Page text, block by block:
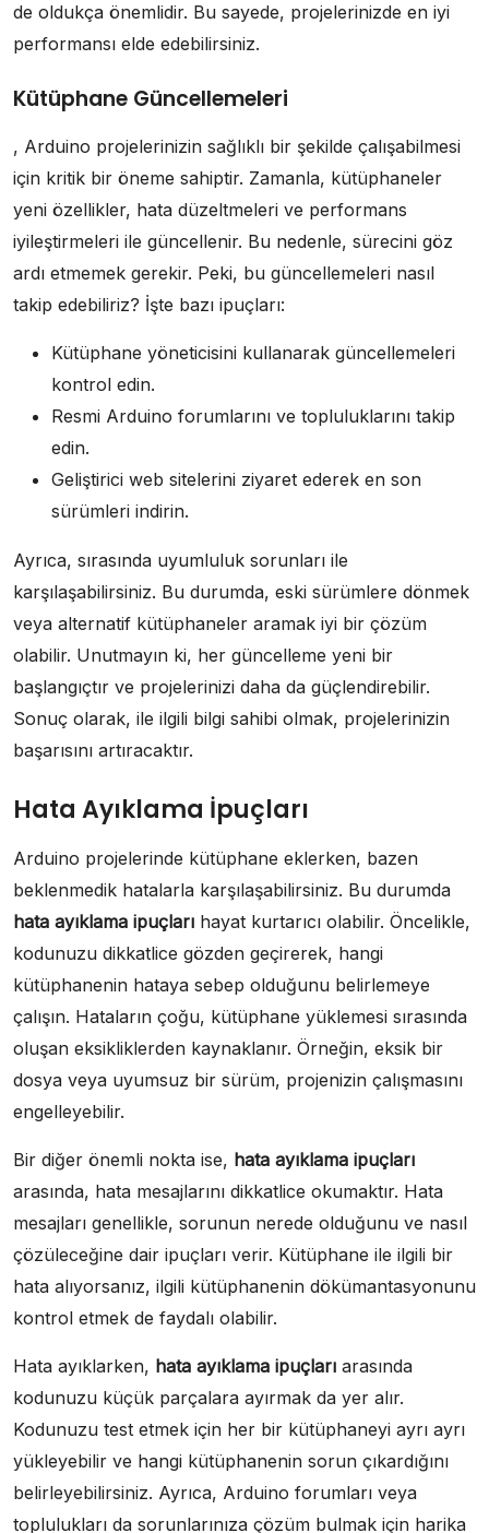
de oldukça önemlidir. Bu sayede, projelerinizde en iyi
performansı elde edebilirsiniz.
Kütüphane Güncellemeleri
, Arduino projelerinizin sağlıklı bir şekilde çalışabilmesi
için kritik bir öneme sahiptir. Zamanla, kütüphaneler
yeni özellikler, hata düzeltmeleri ve performans
iyileştirmeleri ile güncellenir. Bu nedenle, sürecini göz
ardı etmemek gerekir. Peki, bu güncellemeleri nasıl
takip edebiliriz? İşte bazı ipuçları:
Kütüphane yöneticisini kullanarak güncellemeleri
kontrol edin.
Resmi Arduino forumlarını ve topluluklarını takip
edin.
Geliştirici web sitelerini ziyaret ederek en son
sürümleri indirin.
Ayrıca, sırasında uyumluluk sorunları ile
karşılaşabilirsiniz. Bu durumda, eski sürümlere dönmek
veya alternatif kütüphaneler aramak iyi bir çözüm
olabilir. Unutmayın ki, her güncelleme yeni bir
başlangıçtır ve projelerinizi daha da güçlendirebilir.
Sonuç olarak, ile ilgili bilgi sahibi olmak, projelerinizin
başarısını artıracaktır.
Hata Ayıklama İpuçları
Arduino projelerinde kütüphane eklerken, bazen
beklenmedik hatalarla karşılaşabilirsiniz. Bu durumda
hata ayıklama ipuçları hayat kurtarıcı olabilir. Öncelikle,
kodunuzu dikkatlice gözden geçirerek, hangi
kütüphanenin hataya sebep olduğunu belirlemeye
çalışın. Hataların çoğu, kütüphane yüklemesi sırasında
oluşan eksikliklerden kaynaklanır. Örneğin, eksik bir
dosya veya uyumsuz bir sürüm, projenizin çalışmasını
engelleyebilir.
Bir diğer önemli nokta ise, hata ayıklama ipuçları
arasında, hata mesajlarını dikkatlice okumaktır. Hata
mesajları genellikle, sorunun nerede olduğunu ve nasıl
çözüleceğine dair ipuçları verir. Kütüphane ile ilgili bir
hata alıyorsanız, ilgili kütüphanenin dökümantasyonunu
kontrol etmek de faydalı olabilir.
Hata ayıklarken, hata ayıklama ipuçları arasında
kodunuzu küçük parçalara ayırmak da yer alır.
Kodunuzu test etmek için her bir kütüphaneyi ayrı ayrı
yükleyebilir ve hangi kütüphanenin sorun çıkardığını
belirleyebilirsiniz. Ayrıca, Arduino forumları veya
toplulukları da sorunlarınıza çözüm bulmak için harika